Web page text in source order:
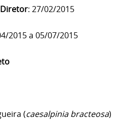
: 27/02/2015
2015 a 05/07/2015
(caesalpinia bracteosa)